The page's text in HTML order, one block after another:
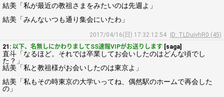
結美「私が最近の教祖さまをみたいのは先週よ」
結美「みんないつも通り集会にいたわ」
2017/04/16(日) 17:32:12.54
ID: TLDuivhR0 (45)
21: 以下、名無しにかわりましてSS速報VIPがお送りします [saga]
直斗「なるほど。それでは卒業してお会いしたのはどんな頃でし
た？」
結美「私と教祖様がお会いしたのは東京よ」
結美「私もその時東京の大学いってね、偶然駅のホームで再会した
の」